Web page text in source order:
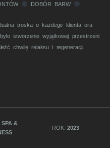
DOBÓR BARW
troska o każdego klienta ora
stworzenie wyjątkowej przestrzeni
chwilę relaksu i regeneracji.
SPA &
ROK: 2023